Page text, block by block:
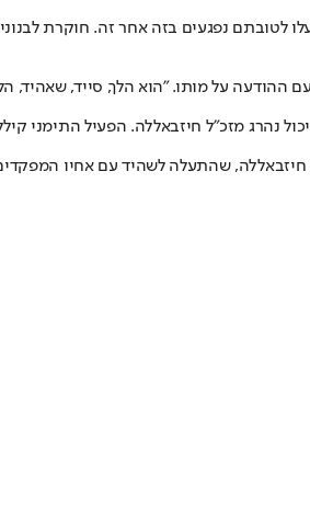
לטובתם נפגעים בזה אחר זה. חוקרת
ההודעה על מותו. "הוא הלך, סייד, שאהיד,
נהרג מזכ"ל חיזבאללה. הפעיל התימני
חיזבאללה, שהתעלה לשהיד עם אחיו